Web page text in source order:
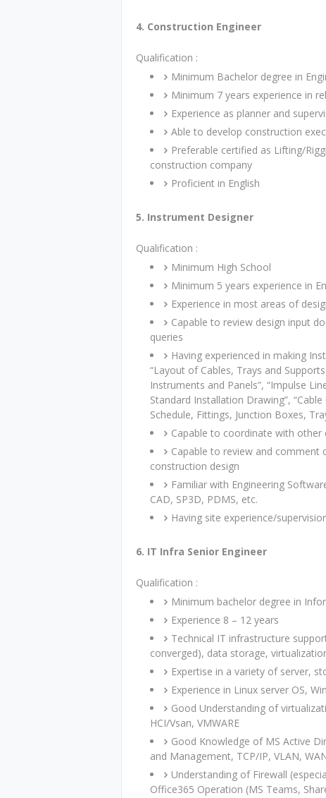
4. Construction Engineer
Qualification :
Minimum Bachelor degree in
Minimum 7 years experience in
Experience as planner and
Able to develop construction
Preferable certified as Lifting/
construction company
Proficient in English
5. Instrument Designer
Qualification :
Minimum High School
Minimum 5 years experience in
Experience in most areas of
Capable to review design input
queries
Having experienced in making
“Layout of Cables, Trays and
Instruments and Panels”, “Impulse
Standard Installation Drawing”,
Schedule, Fittings, Junction Boxes,
Capable to coordinate with
Capable to review and comment
construction design
Familiar with Engineering
CAD, SP3D, PDMS, etc.
Having site experience/
6. IT Infra Senior Engineer
Qualification :
Minimum bachelor degree in
Experience 8 – 12 years
Technical IT infrastructure
converged), data storage,
Expertise in a variety of server,
Experience in Linux server OS,
Good Understanding of
HCI/Vsan, VMWARE
Good Knowledge of MS Active
and Management, TCP/IP, VLAN,
Understanding of Firewall
Office365 Operation (MS Teams,